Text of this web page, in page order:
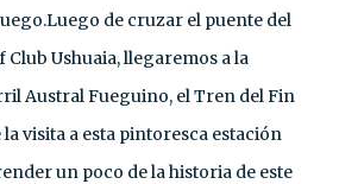
de cruzar el puente del
Ushuaia, llegaremos a la
Austral Fueguino, el Tren del Fin
visita a esta pintoresca estación
un poco de la historia de este